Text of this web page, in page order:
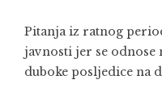
Pitanja iz ratnog
javnosti jer se odnose
duboke posljedice na